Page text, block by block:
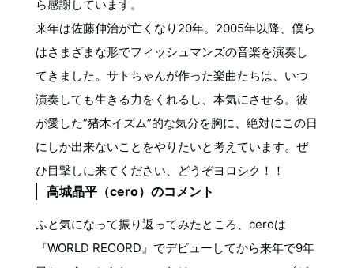
ら感謝しています。
来年は佐藤伸治が亡くなり20年。2005年以降、僕ら
はさまざまな形でフィッシュマンズの音楽を演奏し
てきました。サトちゃんが作った楽曲たちは、いつ
演奏しても生きる力をくれるし、本気にさせる。彼
が愛した”猪木イズム”的な気分を胸に、絶対にこの日
にしか出来ないことをやりたいと考えています。ぜ
ひ目撃しに来てください、どうぞヨロシク！！
高城晶平（cero）のコメント
ふと気になって振り返ってみたところ、ceroは
『WORLD RECORD』でデビューしてから来年で9年